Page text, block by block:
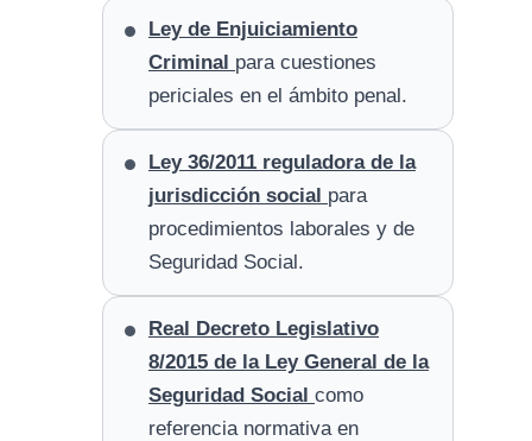
Ley de Enjuiciamiento
Criminal para cuestiones
periciales en el ámbito penal.
Ley 36/2011 reguladora de la
jurisdicción social para
procedimientos laborales y de
Seguridad Social.
Real Decreto Legislativo
8/2015 de la Ley General de la
Seguridad Social como
referencia normativa en